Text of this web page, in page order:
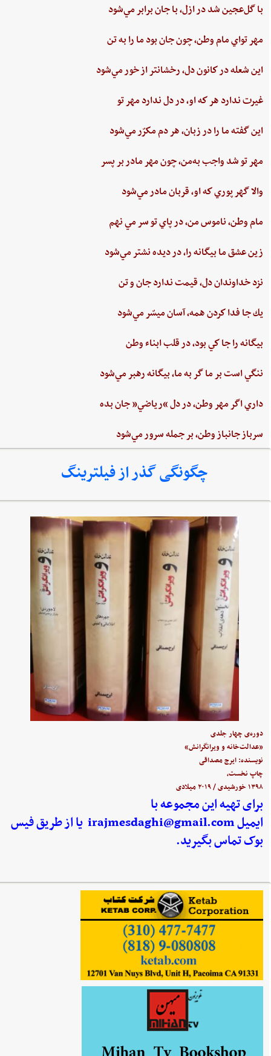
با گل‌عجين‌ شد در ازل،‌ با جان‌ برابر مي‌شود
مهر تواي ‌مام ‌وطن،‌ چون‌ جان‌ بود ما را به‌ تن
اين ‌شعله ‌در كانون ‌دل، ‌رخشانتر از خور مي‌شود
غيرت‌ ندارد هر كه او، در دل‌ ندارد مهر تو
اين‌ گفته‌ ما را در زبان، هر دم‌ مكرّر مي‌شود
مهر تو شد واجب‌ به‌من،‌ چون‌ مهر مادر بر پسر
والا گهر پوري‌ كه او، قربان مادر مي‌شود
مام‌ وطن‌، ناموس‌ من‌، در پاي ‌تو سر مي نهم‌
زين‌ عشق‌ ما بيگانه را، در ديده ‌نشتر مي‌شود
نزد خداوندان دل،‌ قيمت‌ ندارد جان‌ و تن
يك جا فدا كردن‌ همه،‌ آسان ميسّر مي‌شود
بيگانه‌ را جا كي‌ بود، در قلب‌ ابناء وطن
ننگي ‌است ‌بر ما گر به ‌ما، بيگانه‌ رهبر مي‌شود
داري‌ اگر مهر وطن،‌ در دل‌ “رياضي”‌ جان ‌بده‌
سرباز جانباز وطن،‌ بر جمله سرور مي‌شود
چگونگی گذر از فیلترینگ
دوره‌ی چهار جلدی
«عدالت‌خانه و ویرانگرانش»
نویسنده: ایرج مصداقی
چاپ نخست،
۱۳۹۸ خورشیدی / ۲۰۱۹ میلادی
برای تهیه این مجموعه با
ایمیلirajmesdaghi@gmail.com یا از طریق فیس
بوک تماس بگیرید.